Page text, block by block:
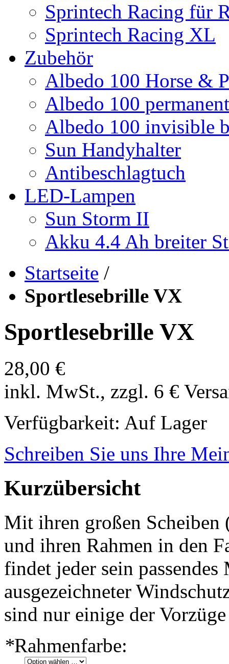
Sprintech Racing für
Sprintech Racing XL
Zubehör
Albedo 100 Horse &
Albedo 100
Albedo 100 invisible
Sun Handyhalter
Antibeschlagtuch
LED-Lampen
Sun Storm II
Akku 4.4 Ah breiter
Startseite /
Sportlesebrille VX
Sportlesebrille VX
28,00 €
inkl. MwSt., zzgl. 6 €
Verfügbarkeit: Auf Lager
Schreiben Sie uns Ihre
Kurzübersicht
Mit ihren großen
und ihren Rahmen in den
findet jeder sein
ausgezeichneter
sind nur einige der
*Rahmenfarbe: